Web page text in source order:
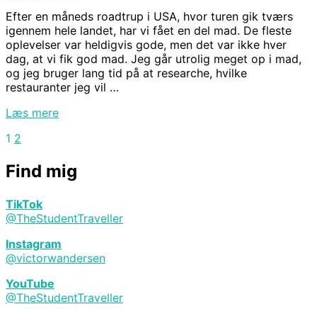
Efter en måneds roadtrup i USA, hvor turen gik tværs
igennem hele landet, har vi fået en del mad. De fleste
oplevelser var heldigvis gode, men det var ikke hver
dag, at vi fik god mad. Jeg går utrolig meget op i mad,
og jeg bruger lang tid på at researche, hvilke
restauranter jeg vil …
Læs mere“De
jeg
besøgte
USA”
Indlægsinddeling
1 2
Find mig
TikTok
@TheStudentTraveller
Instagram
@victorwandersen
YouTube
@TheStudentTraveller